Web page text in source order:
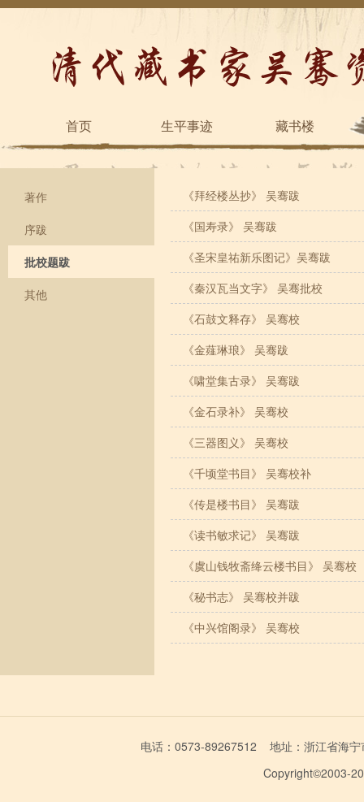
首页 生平事迹 藏书楼
著作
序跋
批校题跋
其他
《拜经楼丛抄》 吴骞跋
《国寿录》 吴骞跋
《圣宋皇祐新乐图记》吴骞跋
《秦汉瓦当文字》 吴骞批校
《石鼓文释存》 吴骞校
《金薤琳琅》 吴骞跋
《啸堂集古录》 吴骞跋
《金石录补》 吴骞校
《三器图义》 吴骞校
《千顷堂书目》 吴骞校补
《传是楼书目》 吴骞跋
《读书敏求记》 吴骞跋
《虞山钱牧斋绛云楼书目》 吴骞校
《秘书志》 吴骞校并跋
《中兴馆阁录》 吴骞校
电话：0573-89267512 地址：浙江省海
Copyright©2003-